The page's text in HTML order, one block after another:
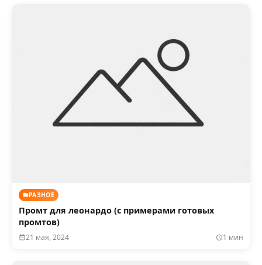
РАЗНОЕ
Промт для леонардо (с примерами готовых
промтов)
21 мая, 2024 1 мин